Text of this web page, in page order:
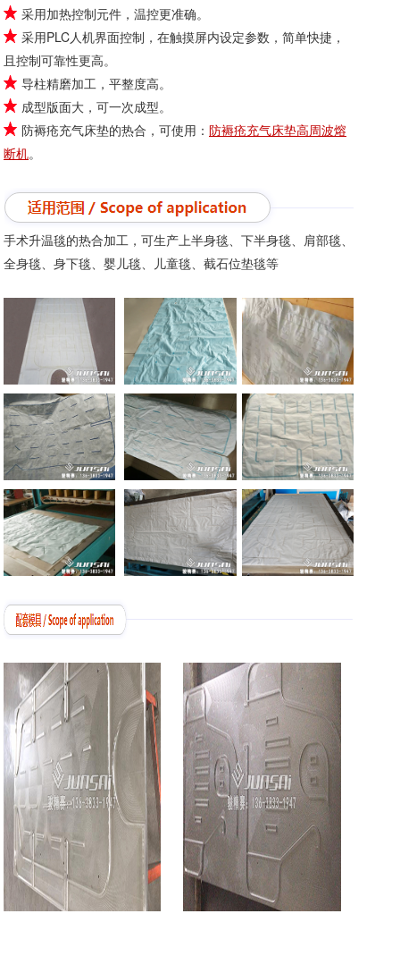
采用加热控制元件，温控更准确。
采用PLC人机界面控制，在触摸屏内设定参数，简单快捷，
且控制可靠性更高。
导柱精磨加工，平整度高。
成型版面大，可一次成型。
防褥疮充气床垫的热合，可使用： 防褥疮充气床垫高周波熔
断机。
手术升温毯的热合加工，可生产上半身毯、下半身毯、肩部毯、
全身毯、身下毯、婴儿毯、儿童毯、截石位垫毯等